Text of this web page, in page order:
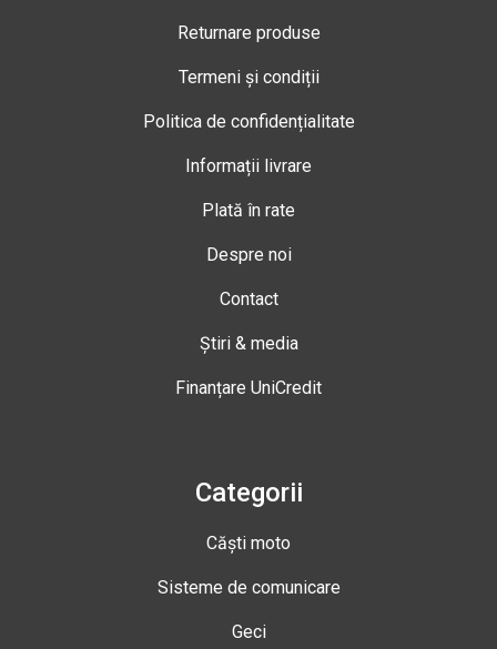
Returnare produse
Termeni și condiții
Politica de confidențialitate
Informații livrare
Plată în rate
Despre noi
Contact
Știri & media
Finanțare UniCredit
Categorii
Căști moto
Sisteme de comunicare
Geci